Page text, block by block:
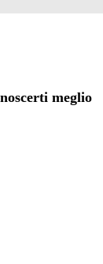
meglio